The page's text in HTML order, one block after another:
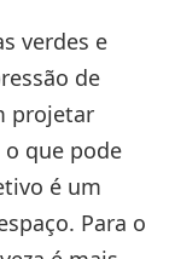
verdes e
de
projetar
que pode
é um
Para o